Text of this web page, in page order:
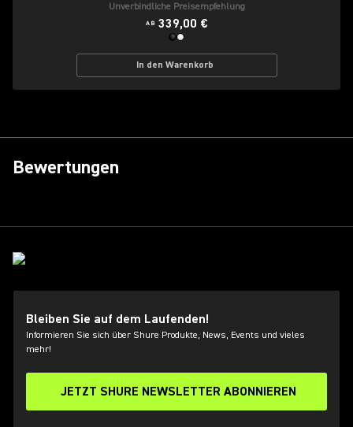
Unverbindliche Preisempfehlung
AB 339,00 €
In den Warenkorb
Bewertungen
Bleiben Sie auf dem Laufenden!
Informieren Sie sich über Shure Produkte, News, Events und vieles
mehr!
JETZT SHURE NEWSLETTER ABONNIEREN